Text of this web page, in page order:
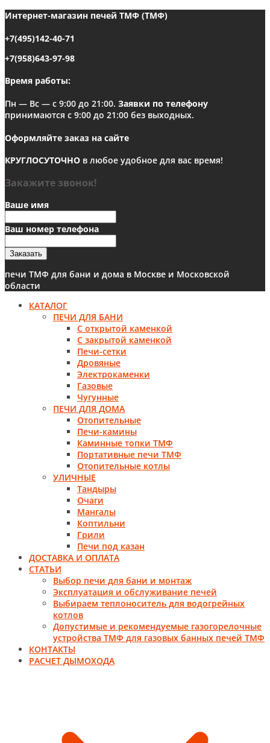
Интернет-магазин печей ТМФ (ТМФ)
+7(495)142-40-71
+7(958)643-97-98
Время работы:
Пн — Вс — с 9:00 до 21:00. Заявки по телефону
принимаются с 9:00 до 21:00 без выходных.
Оформляйте заказ на сайте
КРУГЛОСУТОЧНО в любое удобное для вас время!
Закажите звонок!
Ваше имя
Ваш номер телефона
Заказать
печи ТМФ для бани и дома в Москве и Московской
области
КАТАЛОГ
ПЕЧИ ДЛЯ БАНИ
С открытой каменкой
С закрытой каменкой
Печи-сетки
Дровяные
Электрокаменки
Газовые
Чугунные
ПЕЧИ ДЛЯ ДОМА
Отопительные
Печи-камины
Каминные топки ТМФ
Портативные печи ТМФ
Отопительные котлы
УЛИЧНЫЕ
Тандыры
Очаги
Мангалы
Коптильни
Грили
Печи под казан
ДОСТАВКА И ОПЛАТА
СТАТЬИ
Выбор печи для бани и монтаж
Эксплуатация и обслуживание печей
Выбираем теплоноситель для водогрейных
котлов
Допустимые и рекомендуемые газогорелочные
устройства ТМФ для газовых банных печей ТМФ
КОНТАКТЫ
РАСЧЕТ ДЫМОХОДА